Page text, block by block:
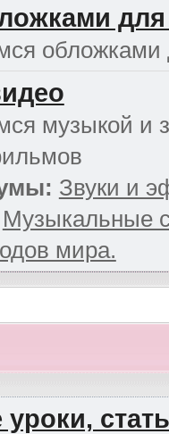
для
обложками
музыкой и
Звуки и
Музыкальные
мира.